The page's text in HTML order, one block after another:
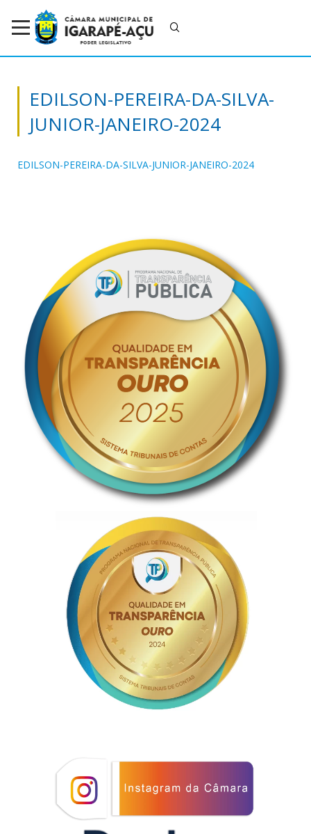
EDILSON-PEREIRA-DA-SILVA-
JUNIOR-JANEIRO-2024
EDILSON-PEREIRA-DA-SILVA-JUNIOR-JANEIRO-2024